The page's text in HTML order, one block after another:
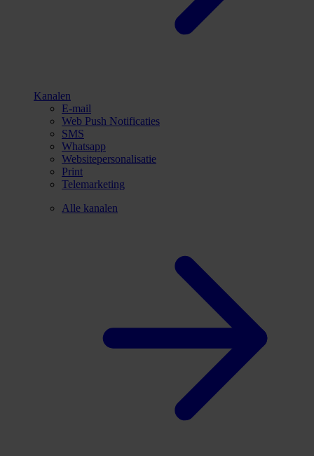
Kanalen
E-mail
Web Push Notificaties
SMS
Whatsapp
Websitepersonalisatie
Print
Telemarketing
Alle kanalen